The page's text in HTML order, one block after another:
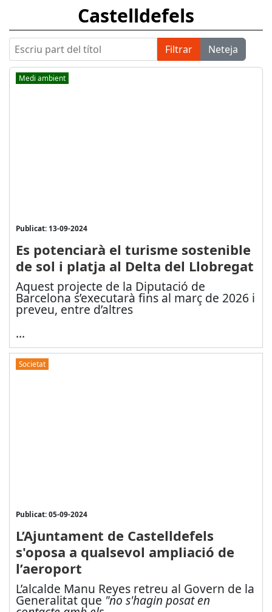
Castelldefels
Escriu part del títol Filtrar Neteja
Medi ambient
Publicat: 13-09-2024
Es potenciarà el turisme sostenible
de sol i platja al Delta del Llobregat
Aquest projecte de la Diputació de
Barcelona s’executarà fins al març de 2026 i
preveu, entre d’altres
...
Societat
Publicat: 05-09-2024
L’Ajuntament de Castelldefels
s'oposa a qualsevol ampliació de
l’aeroport
L’alcalde Manu Reyes retreu al Govern de la
Generalitat que "no s'hagin posat en